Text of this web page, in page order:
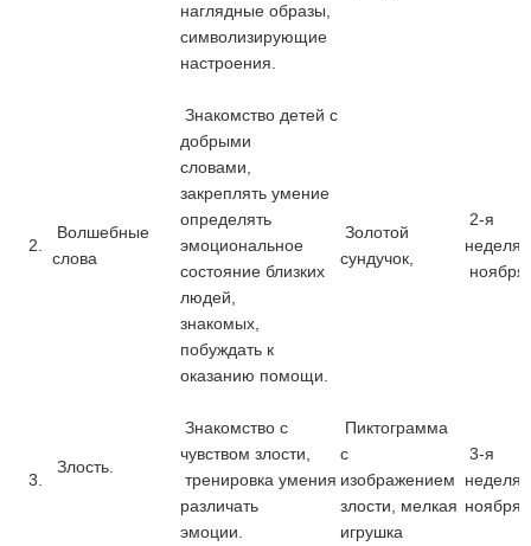
наглядные образы,
символизирующие
настроения.
2.
Волшебные
слова
Знакомство детей с
добрыми
словами,
закреплять умение
определять
эмоциональное
состояние близких
людей,
знакомых,
побуждать к
оказанию помощи.
Золотой
сундучок,
2-я
неделя
ноября.
3.
Злость.
Знакомство с
чувством злости,
тренировка умения
различать
эмоции.
Пиктограмма
с
изображением
злости, мелкая
игрушка
3-я
неделя
ноября